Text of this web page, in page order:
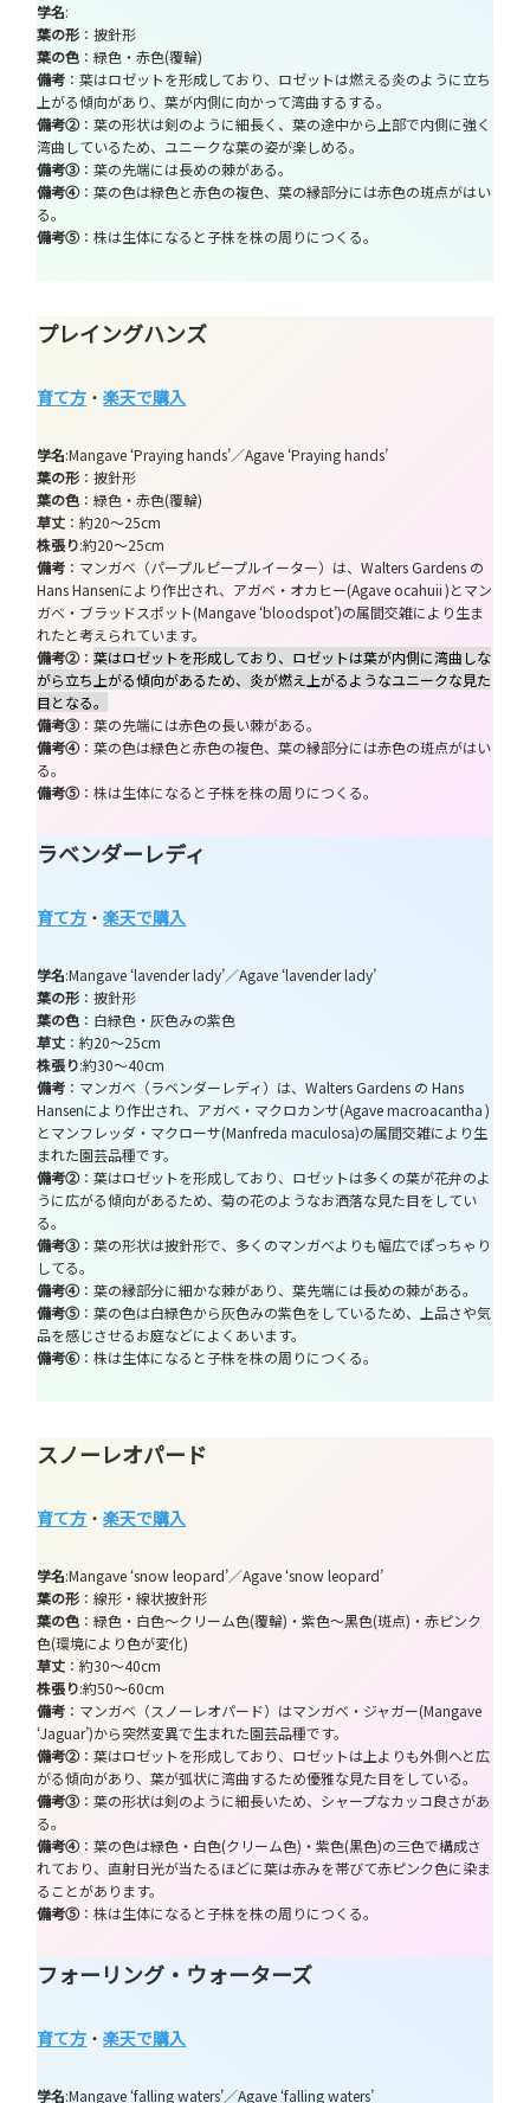
学名:
葉の形 ：披針形
葉の色 ：緑色・赤色(覆輪)
備考 ：葉はロゼットを形成しており、ロゼットは燃える炎のように立ち
上がる傾向があり、葉が内側に向かって湾曲するする。
備考②：葉の形状は剣のように細長く、葉の途中から上部で内側に強く
湾曲しているため、ユニークな葉の姿が楽しめる。
備考③：葉の先端には長めの棘がある。
備考④：葉の色は緑色と赤色の複色、葉の縁部分には赤色の斑点がはい
る。
備考⑤：株は生体になると子株を株の周りにつくる。
プレイングハンズ
育て方 ・楽天で購入
学名:Mangave ‘Praying hands’／Agave ‘Praying hands’
葉の形 ：披針形
葉の色 ：緑色・赤色(覆輪)
草丈 ：約20～25cm
株張り:約20～25cm
備考 ：マンガベ（パープルピープルイーター）は、Walters Gardens の
Hans Hansenにより作出され、アガベ・オカヒー(Agave ocahuii )とマン
ガべ・ブラッドスポット(Mangave ‘bloodspot’)の属間交雑により生ま
れたと考えられています。
備考②：葉はロゼットを形成しており、ロゼットは葉が内側に湾曲しな
がら立ち上がる傾向があるため、炎が燃え上がるようなユニークな見た
目となる。
備考③：葉の先端には赤色の長い棘がある。
備考④：葉の色は緑色と赤色の複色、葉の縁部分には赤色の斑点がはい
る。
備考⑤：株は生体になると子株を株の周りにつくる。
ラベンダーレディ
育て方 ・楽天で購入
学名:Mangave ‘lavender lady’／Agave ‘lavender lady’
葉の形 ：披針形
葉の色 ：白緑色・灰色みの紫色
草丈 ：約20～25cm
株張り:約30～40cm
備考 ：マンガベ（ラベンダーレディ）は、Walters Gardens の Hans
Hansenにより作出され、アガベ・マクロカンサ(Agave macroacantha )
とマンフレッダ・マクローサ(Manfreda maculosa)の属間交雑により生
まれた園芸品種です。
備考②：葉はロゼットを形成しており、ロゼットは多くの葉が花弁のよ
うに広がる傾向があるため、菊の花のようなお洒落な見た目をしてい
る。
備考③：葉の形状は披針形で、多くのマンガべよりも幅広でぽっちゃり
してる。
備考④：葉の縁部分に細かな棘があり、葉先端には長めの棘がある。
備考⑤：葉の色は白緑色から灰色みの紫色をしているため、上品さや気
品を感じさせるお庭などによくあいます。
備考⑥：株は生体になると子株を株の周りにつくる。
スノーレオパード
育て方 ・楽天で購入
学名:Mangave ‘snow leopard’／Agave ‘snow leopard’
葉の形 ：線形・線状披針形
葉の色 ：緑色・白色～クリーム色(覆輪)・紫色～黒色(斑点)・赤ピンク
色(環境により色が変化)
草丈 ：約30～40cm
株張り:約50～60cm
備考 ：マンガベ（スノーレオパード）はマンガべ・ジャガー(Mangave
‘Jaguar’)から突然変異で生まれた園芸品種です。
備考②：葉はロゼットを形成しており、ロゼットは上よりも外側へと広
がる傾向があり、葉が弧状に湾曲するため優雅な見た目をしている。
備考③：葉の形状は剣のように細長いため、シャープなカッコ良さがあ
る。
備考④：葉の色は緑色・白色(クリーム色)・紫色(黒色)の三色で構成さ
れており、直射日光が当たるほどに葉は赤みを帯びて赤ピンク色に染ま
ることがあります。
備考⑤：株は生体になると子株を株の周りにつくる。
フォーリング・ウォーターズ
育て方 ・楽天で購入
学名:Mangave ‘falling waters’／Agave ‘falling waters’